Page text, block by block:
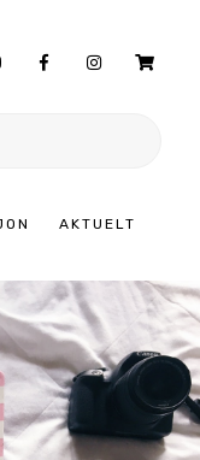
AKTUELT